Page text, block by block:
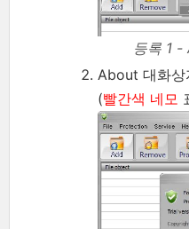
등록 1 -
About 대화
(빨간색 네모